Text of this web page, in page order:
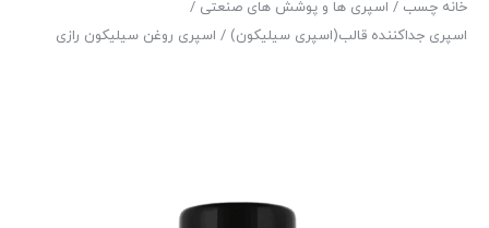
خانه چسب / اسپری ها و پوشش های صنعتی /
اسپری جداکننده قالب(اسپری سیلیکون) / اسپری روغن سیلیکون رازی